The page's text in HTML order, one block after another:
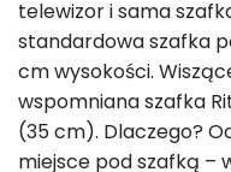
telewizor i sama
standardowa szafka
cm wysokości.
wspomniana szafka
(35 cm). Dlaczego?
miejsce pod szafką –